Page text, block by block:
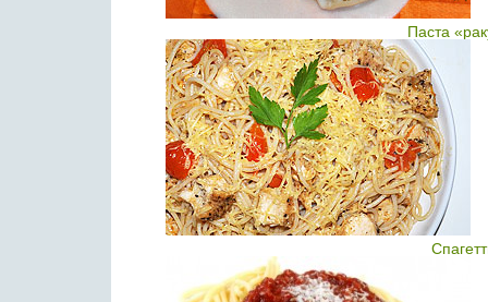
Паста